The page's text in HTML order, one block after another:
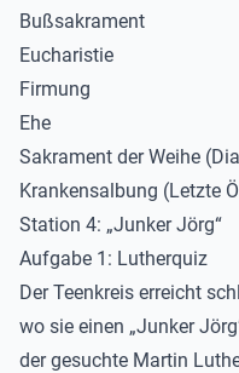
Bußsakrament
Eucharistie
Firmung
Ehe
Sakrament der Weihe
Krankensalbung (Letzte
Station 4: „Junker Jörg“
Aufgabe 1: Lutherquiz
Der Teenkreis erreicht
wo sie einen „Junker
der gesuchte Martin